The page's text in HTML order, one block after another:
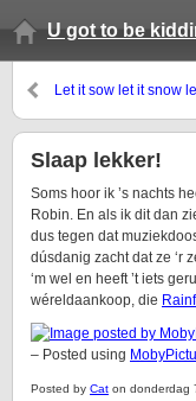
U got to be
Let it sow let it snow
Slaap lekker!
Soms hoor ik ’s nachts
Robin. En als ik dit dan
dus tegen dat
dúsdanig zacht dat ze ‘r
‘m wel en heeft ’t iets
wéreldaankoop, die
– Posted using
Posted by Cat on donderdag